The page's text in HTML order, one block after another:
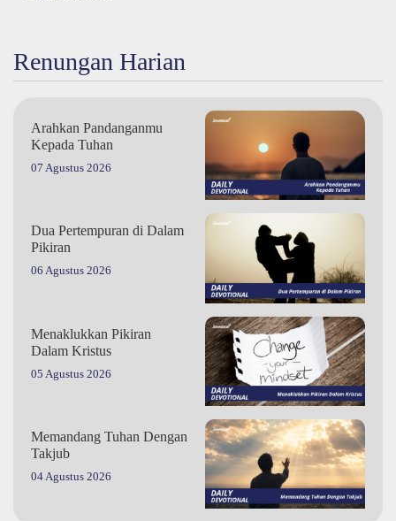
Renungan Harian
Arahkan Pandanganmu
Kepada Tuhan
07 Agustus 2026
Dua Pertempuran di Dalam
Pikiran
06 Agustus 2026
Menaklukkan Pikiran
Dalam Kristus
05 Agustus 2026
Memandang Tuhan Dengan
Takjub
04 Agustus 2026